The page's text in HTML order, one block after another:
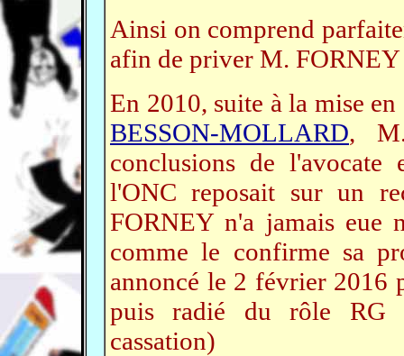
Ainsi on comprend
afin de priver M. FORNEY
En 2010, suite à la mise
BESSON-MOLLARD,
conclusions de l'avocate
l'ONC reposait sur un
FORNEY n'a jamais eue
comme le confirme sa
annoncé le 2 février 2016
puis radié du rôle RG
cassation)